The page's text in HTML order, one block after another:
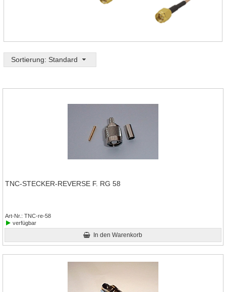
Sortierung: Standard
TNC-STECKER-REVERSE F. RG 58
Art-Nr.
TNC-re-58
verfügbar
In den Warenkorb